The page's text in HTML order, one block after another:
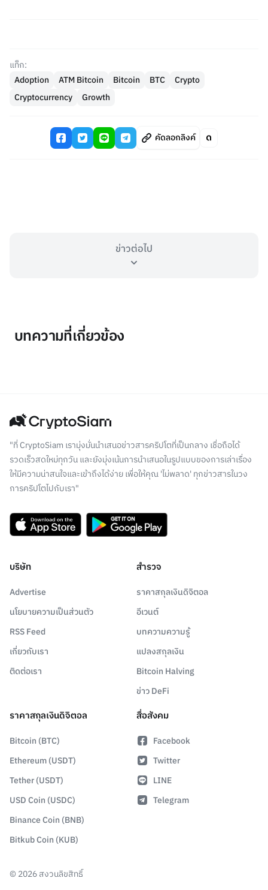
แท็ก:
Adoption
ATM Bitcoin Bitcoin BTC
Crypto
Cryptocurrency
Growth
คัดลอกลิงค์
ข่าวต่อไป
บทความที่เกี่ยวข้อง
"ที่ CryptoSiam เรามุ่งมั่นนำเสนอข่าวสารคริปโตที่เป็นกลาง เชื่อถือได้
รวดเร็วสดใหม่ทุกวัน และยังมุ่งเน้นการนำเสนอในรูปแบบของการเล่าเรื่อง
ให้มีความน่าสนใจและเข้าถึงได้ง่าย เพื่อให้คุณ 'ไม่พลาด' ทุกข่าวสารในวง
การคริปโตไปกับเรา"
บริษัท
Advertise
นโยบายความเป็นส่วนตัว
RSS Feed
เกี่ยวกับเรา
ติดต่อเรา
สำรวจ
ราคาสกุลเงินดิจิตอล
อีเวนต์
บทความความรู้
แปลงสกุลเงิน
Bitcoin Halving
ข่าว DeFi
ราคาสกุลเงินดิจิตอล
Bitcoin (BTC)
Ethereum (USDT)
Tether (USDT)
USD Coin (USDC)
Binance Coin (BNB)
Bitkub Coin (KUB)
สื่อสังคม
Facebook
Twitter
LINE
Telegram
© 2026สงวนลิขสิทธิ์